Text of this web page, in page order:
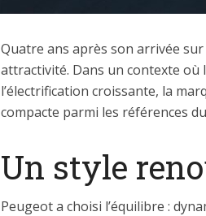
Quatre ans après son arrivée
attractivité. Dans un contexte où
l’électrification croissante, la
compacte parmi les références
Un style
Peugeot a choisi l’équilibre :